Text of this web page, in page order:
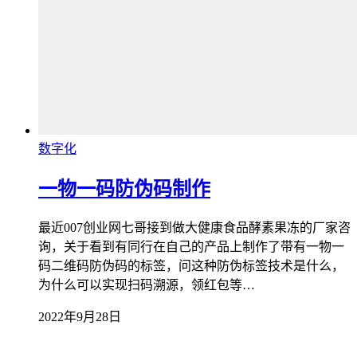
数字化
一物一码防伪码制作
最近007创业网七哥接到做大健康食品酵素果冻的厂家咨
询，关于看到有同行在自己的产品上制作了带有一物一
码二维码防伪码的标签，问这种防伪标签技术是什么，
为什么可以实现扫码溯源，领红包等…
2022年9月28日